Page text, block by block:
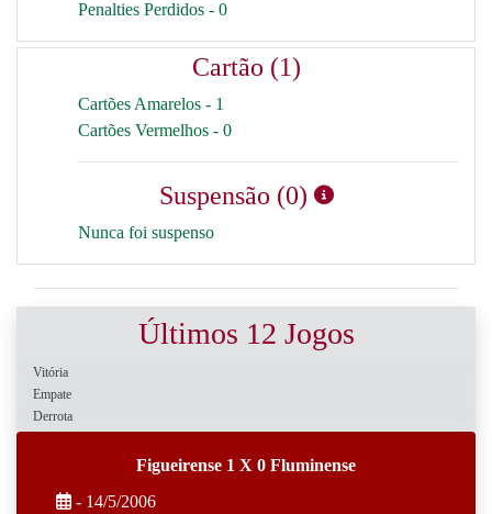
Penalties Perdidos - 0
Cartão (1)
Cartões Amarelos - 1
Cartões Vermelhos - 0
Suspensão (0)
Nunca foi suspenso
Últimos 12 Jogos
Vitória
Empate
Derrota
Figueirense 1 X 0 Fluminense
- 14/5/2006